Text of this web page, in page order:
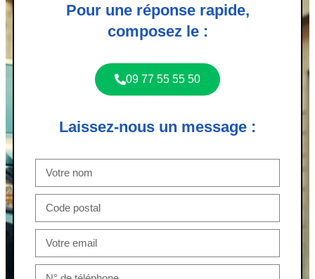
Pour une réponse rapide,
composez le :
09 77 55 55 50
Laissez-nous un message :